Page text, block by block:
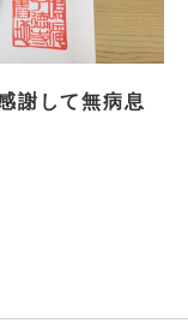
謝して無病息